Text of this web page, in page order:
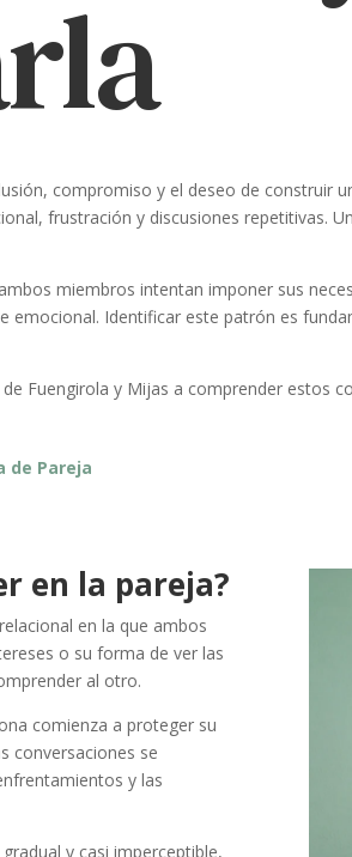
compromiso y el deseo de construir
frustración y discusiones repetitivas.
miembros intentan imponer sus
Identificar este patrón es
Fuengirola y Mijas a comprender estos
de Pareja
en la pareja?
en la que ambos
o su forma de ver las
al otro.
comienza a proteger su
conversaciones se
y las
y casi imperceptible,